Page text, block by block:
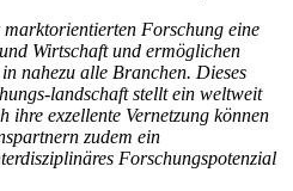
Forschung eine
Wirtschaft und ermöglichen
nahezu alle Branchen. Dieses
landschaft stellt ein weltweit
ihre exzellente Vernetzung können
zudem ein
Forschungspotenzial